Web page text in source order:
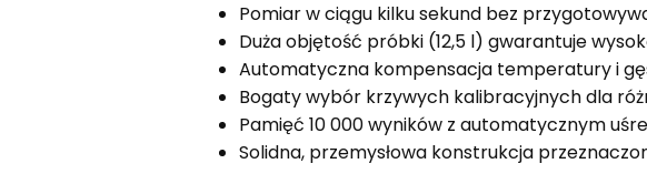
Pomiar w ciągu kilku sekund bez
Duża objętość próbki (12,5 l) gwarantuje
Automatyczna kompensacja temperatury i
Bogaty wybór krzywych kalibracyjnych dla
Pamięć 10 000 wyników z automatycznym
Solidna, przemysłowa konstrukcja